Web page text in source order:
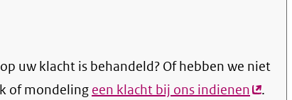
uw klacht is behandeld? Of hebben we niet
of mondeling een klacht bij ons indienen(externe
.